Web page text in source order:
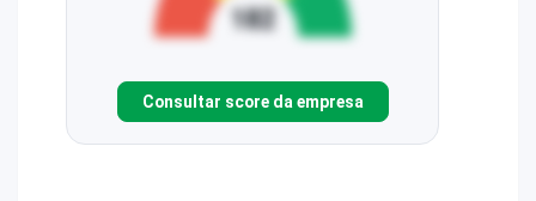
Consultar score da empresa